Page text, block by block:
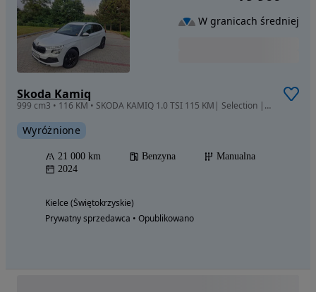
Skoda Kamiq
999 cm3 • 116 KM • SKODA KAMIQ 1.0 TSI 115 KM| Selection | LED | Kamera |ACC
Wyróżnione
21 000 km Benzyna
Manualna
2024
Kielce (Świętokrzyskie)
Prywatny sprzedawca • Opublikowano
W granicach średniej